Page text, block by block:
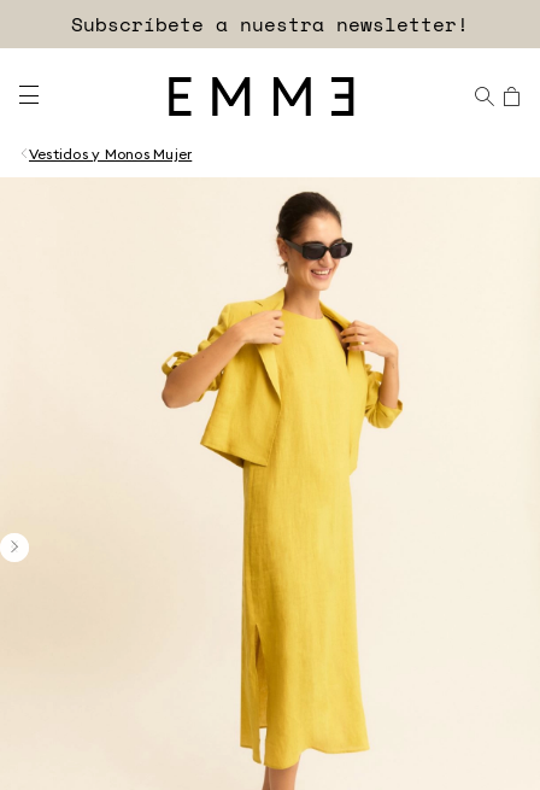
Subscríbete a nuestra newsletter!
Vestidos y Monos Mujer